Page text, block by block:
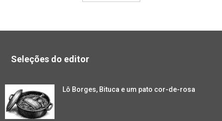
Seleções do editor
Lô Borges, Bituca e um pato cor-de-rosa